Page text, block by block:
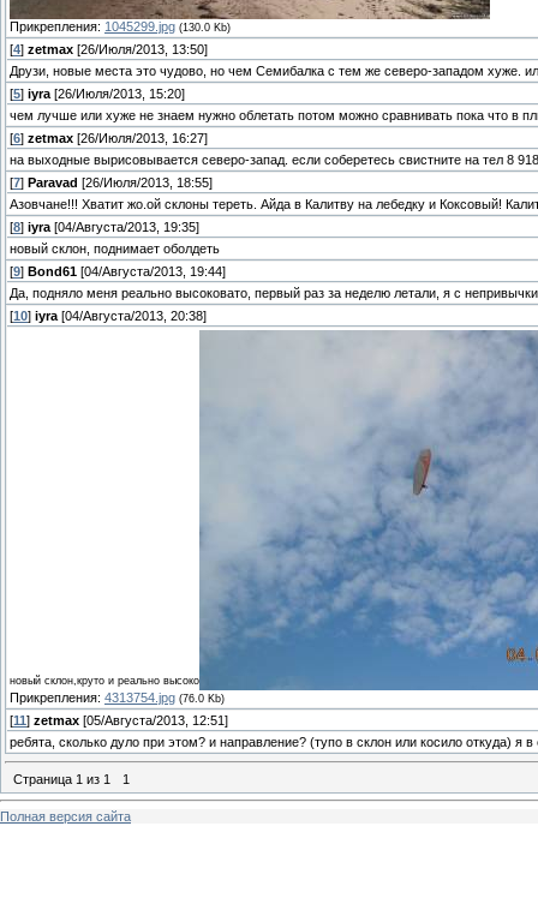
Прикрепления: 1045299.jpg (130.0 Kb)
[4] zetmax [26/Июля/2013, 13:50]
Друзи, новые места это чудово, но чем Семибалка с тем же северо-западом хуже.
[5] iyra [26/Июля/2013, 15:20]
чем лучше или хуже не знаем нужно облетать потом можно сравнивать пока что в
[6] zetmax [26/Июля/2013, 16:27]
на выходные вырисовывается северо-запад. если соберетесь свистните на тел 8
[7] Paravad [26/Июля/2013, 18:55]
Азовчане!!! Хватит жо.ой склоны тереть. Айда в Калитву на лебедку и Коксовый!
[8] iyra [04/Августа/2013, 19:35]
новый склон, поднимает оболдеть
[9] Bond61 [04/Августа/2013, 19:44]
Да, подняло меня реально высоковато, первый раз за неделю летали, я с
[10] iyra [04/Августа/2013, 20:38]
новый склон,круто и реально высоко
Прикрепления: 4313754.jpg (76.0 Kb)
[11 ] zetmax [05/Августа/2013, 12:51]
ребята, сколько дуло при этом? и направление? (тупо в склон или косило откуда)
Страница 1 из 1 1
Полная версия сайта